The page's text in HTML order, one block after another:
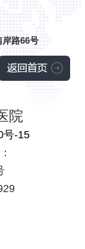
岸路66号
院
号-15